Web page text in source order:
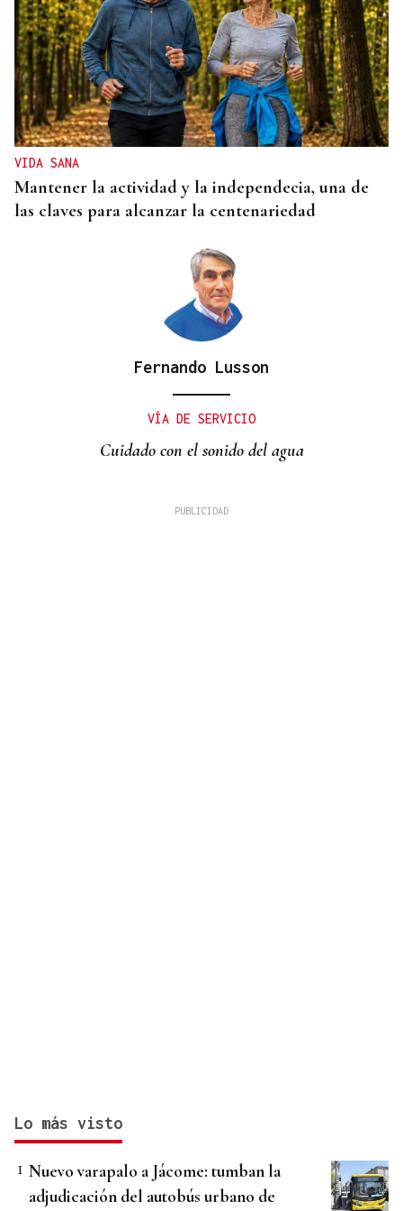
VIDA SANA
Mantener la actividad y la independecia, una de
las claves para alcanzar la centenariedad
Fernando Lusson
VÍA DE SERVICIO
Cuidado con el sonido del agua
Lo más visto
Nuevo varapalo a Jácome: tumban la
adjudicación del autobús urbano de